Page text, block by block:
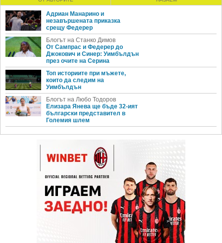
Адриан Манарино и
незавършената приказка
срещу Федерер
Блогът на Станко Димов
От Сампрас и Федерер до
Джокович и Синер: Уимбълдън
през очите на Серина
Топ историите при мъжете,
които да следим на
Уимбълдън
Блогът на Любо Тодоров
Елизара Янева ще бъде 32-ият
български представител в
Големия шлем